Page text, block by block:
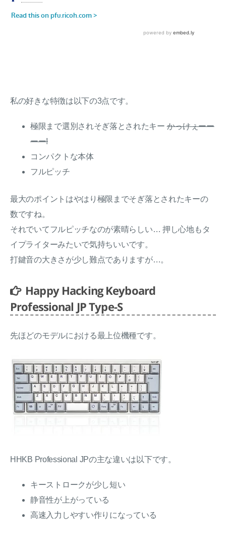
私の好きな特徴は以下の3点です。
極限まで選別されそぎ落とされたキーかっけぇーー
ーー!
コンパクトな本体
フルピッチ
最大のポイントはやはり極限までそぎ落とされたキーの
数ですね。
それでいてフルピッチなのが素晴らしい… 押し心地もタ
イプライターみたいで気持ちいいです。
打鍵音の大きさが少し難点でありますが…。
Happy Hacking Keyboard
Professional JP Type-S
先ほどのモデルにおける最上位機種です。
HHKB Professional JPの主な違いは以下です。
キーストロークが少し短い
静音性が上がっている
高速入力しやすい作りになっている